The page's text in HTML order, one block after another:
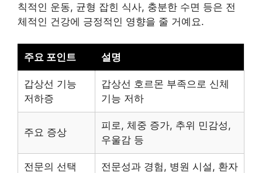
칙적인 운동, 균형 잡힌 식사, 충분한 수면 등은 전
체적인 건강에 긍정적인 영향을 줄 거예요.
주요 포인트 설명
갑상선 기능
저하증
갑상선 호르몬 부족으로 신체
기능 저하
주요 증상
피로, 체중 증가, 추위 민감성,
우울감 등
전문의 선택
전문성과 경험, 병원 시설, 환자